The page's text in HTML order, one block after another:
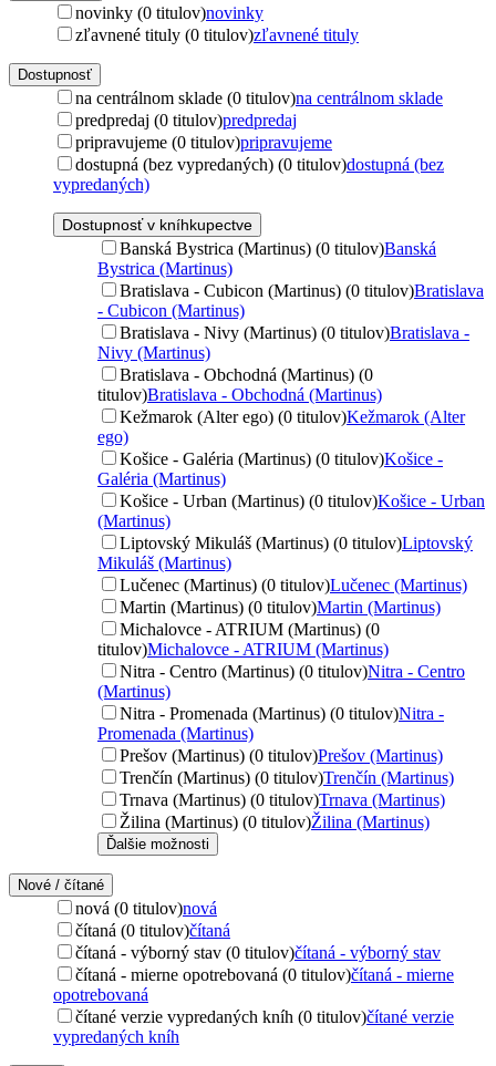
novinky (0 titulov)novinky
zľavnené tituly (0 titulov)zľavnené tituly
Dostupnosť
na centrálnom sklade (0 titulov)na centrálnom sklade
predpredaj (0 titulov)predpredaj
pripravujeme (0 titulov)pripravujeme
dostupná (bez vypredaných) (0 titulov)dostupná (bez
vypredaných)
Dostupnosť v kníhkupectve
Banská Bystrica (Martinus) (0 titulov)Banská
Bystrica (Martinus)
Bratislava - Cubicon (Martinus) (0 titulov)Bratislava
- Cubicon (Martinus)
Bratislava - Nivy (Martinus) (0 titulov)Bratislava -
Nivy (Martinus)
Bratislava - Obchodná (Martinus) (0
titulov)Bratislava - Obchodná (Martinus)
Kežmarok (Alter ego) (0 titulov)Kežmarok (Alter
ego)
Košice - Galéria (Martinus) (0 titulov)Košice -
Galéria (Martinus)
Košice - Urban (Martinus) (0 titulov)Košice - Urban
(Martinus)
Liptovský Mikuláš (Martinus) (0 titulov)Liptovský
Mikuláš (Martinus)
Lučenec (Martinus) (0 titulov)Lučenec (Martinus)
Martin (Martinus) (0 titulov)Martin (Martinus)
Michalovce - ATRIUM (Martinus) (0
titulov)Michalovce - ATRIUM (Martinus)
Nitra - Centro (Martinus) (0 titulov)Nitra - Centro
(Martinus)
Nitra - Promenada (Martinus) (0 titulov)Nitra -
Promenada (Martinus)
Prešov (Martinus) (0 titulov)Prešov (Martinus)
Trenčín (Martinus) (0 titulov)Trenčín (Martinus)
Trnava (Martinus) (0 titulov)Trnava (Martinus)
Žilina (Martinus) (0 titulov)Žilina (Martinus)
Ďalšie možnosti
Nové / čítané
nová (0 titulov)nová
čítaná (0 titulov)čítaná
čítaná - výborný stav (0 titulov)čítaná - výborný stav
čítaná - mierne opotrebovaná (0 titulov)čítaná - mierne
opotrebovaná
čítané verzie vypredaných kníh (0 titulov)čítané verzie
vypredaných kníh